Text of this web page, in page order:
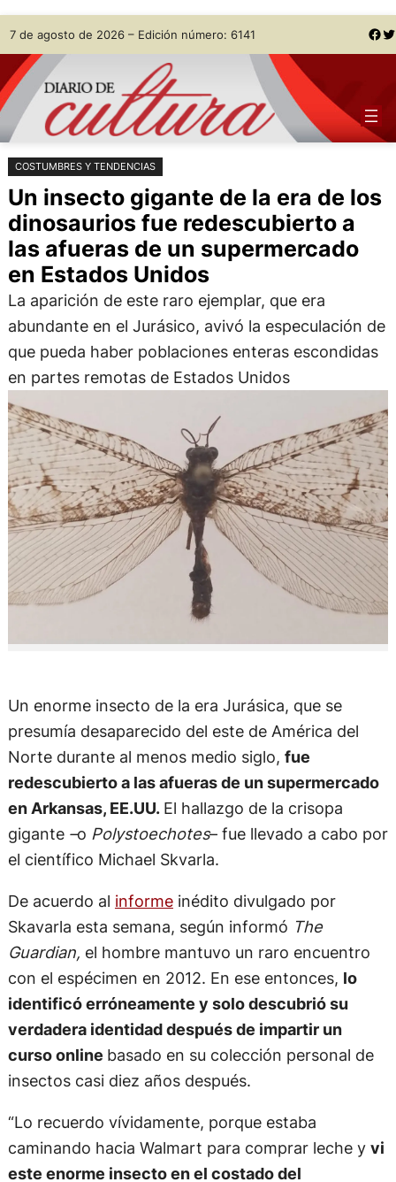
Saltar
al
contenido
Skip
to
content
7 de agosto de 2026 – Edición número: 6141 Facebook Twitter
COSTUMBRES Y TENDENCIAS
Un insecto gigante de la era de los
dinosaurios fue redescubierto a
las afueras de un supermercado
en Estados Unidos
La aparición de este raro ejemplar, que era
abundante en el Jurásico, avivó la especulación de
que pueda haber poblaciones enteras escondidas
en partes remotas de Estados Unidos
Un enorme insecto de la era Jurásica, que se
presumía desaparecido del este de América del
Norte durante al menos medio siglo, fue
redescubierto a las afueras de un supermercado
en Arkansas, EE.UU. El hallazgo de la crisopa
gigante–o Polystoechotes– fue llevado a cabo por
el científico Michael Skvarla.
De acuerdo al informeinédito divulgado por
Skavarla esta semana, según informó The
Guardian, el hombre mantuvo un raro encuentro
con el espécimen en 2012. En ese entonces, lo
identificó erróneamente y solo descubrió su
verdadera identidad después de impartir un
curso online basado en su colección personal de
insectos casi diez años después.
“Lo recuerdo vívidamente, porque estaba
caminando hacia Walmart para comprar leche y vi
este enorme insecto en el costado del